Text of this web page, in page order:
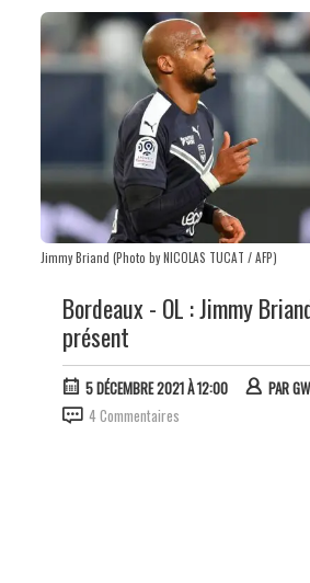
Jimmy Briand (Photo by NICOLAS TUCAT / AFP)
Bordeaux - OL : Jimmy
présent
5 DÉCEMBRE 2021 À 12:00 PAR
4 Commentaires